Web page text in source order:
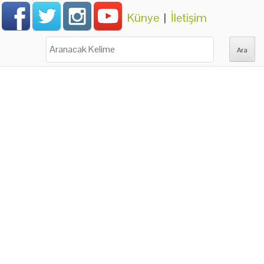
Künye | İletişim